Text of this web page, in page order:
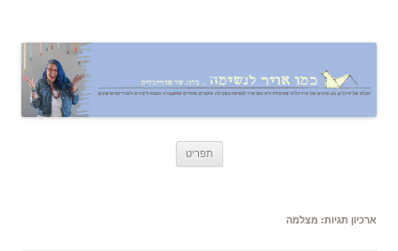
תפריט
ארכיון תגיות: מצלמה